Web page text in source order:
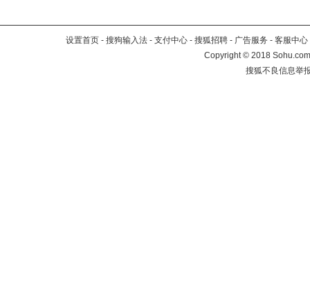
设置首页 - 搜狗输入法 - 支付中心 - 搜狐招聘 - 广告服务 - 客服中心
Copyright©2018
搜狐不良信息举